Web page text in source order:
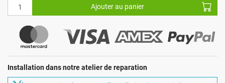
Ajouter au panier
Installation dans notre atelier de reparation